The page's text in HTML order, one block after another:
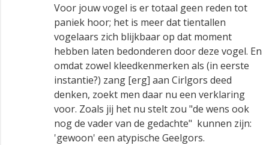
Voor jouw vogel is er totaal geen reden tot
paniek hoor; het is meer dat tientallen
vogelaars zich blijkbaar op dat moment
hebben laten bedonderen door deze vogel. En
omdat zowel kleedkenmerken als (in eerste
instantie?) zang [erg] aan Cirlgors deed
denken, zoekt men daar nu een verklaring
voor. Zoals jij het nu stelt zou "de wens ook
nog de vader van de gedachte" kunnen zijn:
'gewoon' een atypische Geelgors.